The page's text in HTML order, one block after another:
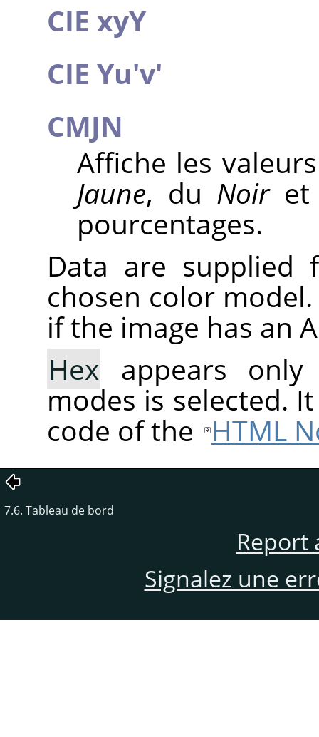
CIE xyY
CIE Yu'v'
CMJN
Affiche les
Jaune, du Noiret
pourcentages.
Data are supplied
chosen color
if the image has an
Hex appears
modes is selected.
code of the HTML
7.6. Tableau de bord
Report
Signalez une